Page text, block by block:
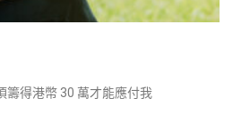
籌得港幣 30 萬才能應付我